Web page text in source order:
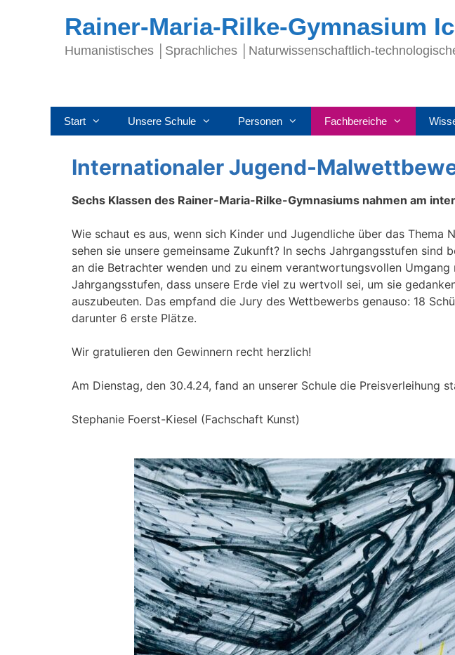
Rainer-Maria-Rilke-Gymnasium
Humanistisches │Sprachliches │Naturwissenschaftlich-
Start Unsere Schule Personen Fachbereiche
Internationaler Jugend-
Sechs Klassen des Rainer-Maria-Rilke-Gymnasiums nahmen am
Wie schaut es aus, wenn sich Kinder und Jugendliche über das Thema
sehen sie unsere gemeinsame Zukunft? In sechs Jahrgangsstufen
an die Betrachter wenden und zu einem verantwortungsvollen
Jahrgangsstufen, dass unsere Erde viel zu wertvoll sei, um sie
auszubeuten. Das empfand die Jury des Wettbewerbs genauso: 18
darunter 6 erste Plätze.
Wir gratulieren den Gewinnern recht herzlich!
Am Dienstag, den 30.4.24, fand an unserer Schule die Preisverleihung
Stephanie Foerst-Kiesel (Fachschaft Kunst)